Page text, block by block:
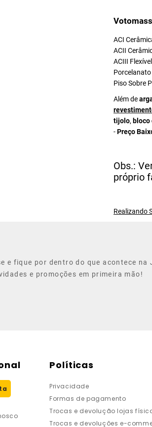
ACI
ACII
ACIII
Piso Sobre
Além de
tijolo, bloco
-Preço
Obs.:
próprio
Realizando
e fique por dentro do que acontece na
e promoções em primeira mão!
Políticas
Privacidade
Formas de pagamento
Trocas e devolução lojas
Trocas e devoluções e-